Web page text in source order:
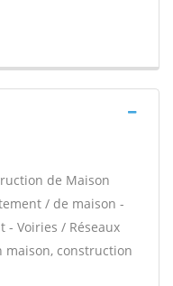
de Maison
/ de maison -
- Voiries / Réseaux
maison, construction